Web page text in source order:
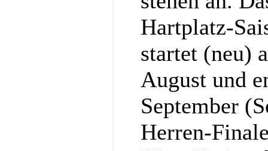
Hartplatz-
startet (neu)
August und
September
Herren-